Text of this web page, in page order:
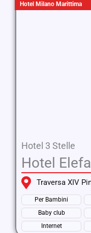
Hotel Milano Marittima
Hotel 3 Stelle
Hotel
Traversa XIV
Per Bambini
Baby club
Internet